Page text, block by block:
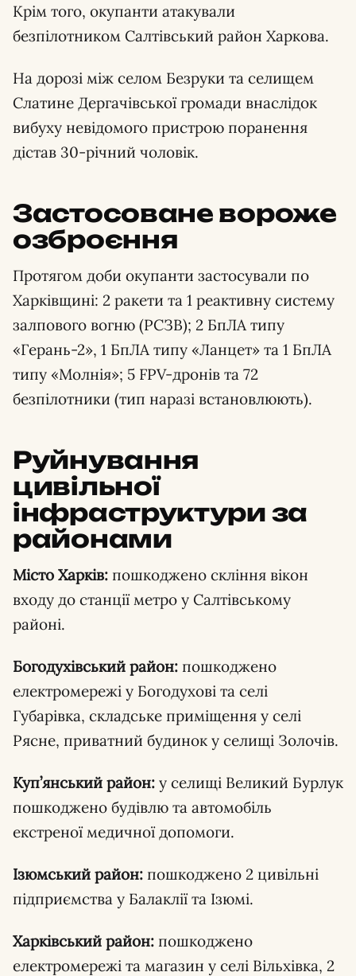
Крім того, окупанти атакували
безпілотником Салтівський район Харкова.
На дорозі між селом Безруки та селищем
Слатине Дергачівської громади внаслідок
вибуху невідомого пристрою поранення
дістав 30-річний чоловік.
Застосоване вороже
озброєння
Протягом доби окупанти застосували по
Харківщині: 2 ракети та 1 реактивну систему
залпового вогню (РСЗВ); 2 БпЛА типу
«Герань-2», 1 БпЛА типу «Ланцет» та 1 БпЛА
типу «Молнія»; 5 FPV-дронів та 72
безпілотники (тип наразі встановлюють).
Руйнування
цивільної
інфраструктури за
районами
Місто Харків: пошкоджено скління вікон
входу до станції метро у Салтівському
районі.
Богодухівський район: пошкоджено
електромережі у Богодухові та селі
Губарівка, складське приміщення у селі
Рясне, приватний будинок у селищі Золочів.
Куп’янський район: у селищі Великий Бурлук
пошкоджено будівлю та автомобіль
екстреної медичної допомоги.
Ізюмський район: пошкоджено 2 цивільні
підприємства у Балаклії та Ізюмі.
Харківський район: пошкоджено
електромережі та магазин у селі Вільхівка, 2